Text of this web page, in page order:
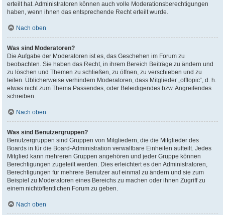
erteilt hat. Administratoren können auch volle Moderationsberechtigungen
haben, wenn ihnen das entsprechende Recht erteilt wurde.
Nach oben
Was sind Moderatoren?
Die Aufgabe der Moderatoren ist es, das Geschehen im Forum zu
beobachten. Sie haben das Recht, in ihrem Bereich Beiträge zu ändern und
zu löschen und Themen zu schließen, zu öffnen, zu verschieben und zu
teilen. Üblicherweise verhindern Moderatoren, dass Mitglieder „offtopic“, d. h.
etwas nicht zum Thema Passendes, oder Beleidigendes bzw. Angreifendes
schreiben.
Nach oben
Was sind Benutzergruppen?
Benutzergruppen sind Gruppen von Mitgliedern, die die Mitglieder des
Boards in für die Board-Administration verwaltbare Einheiten aufteilt. Jedes
Mitglied kann mehreren Gruppen angehören und jeder Gruppe können
Berechtigungen zugeteilt werden. Dies erleichtert es den Administratoren,
Berechtigungen für mehrere Benutzer auf einmal zu ändern und sie zum
Beispiel zu Moderatoren eines Bereichs zu machen oder ihnen Zugriff zu
einem nichtöffentlichen Forum zu geben.
Nach oben